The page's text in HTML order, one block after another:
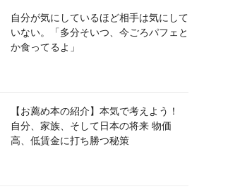
自分が気にしているほど相手は気にして
いない。「多分そいつ、今ごろパフェと
か食ってるよ」
【お薦め本の紹介】本気で考えよう！
自分、家族、そして日本の将来 物価
高、低賃金に打ち勝つ秘策